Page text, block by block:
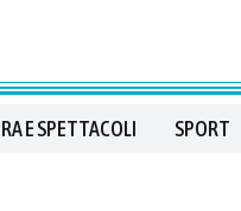
E SPETTACOLI SPORT